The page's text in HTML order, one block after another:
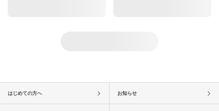
はじめての方へ お知らせ